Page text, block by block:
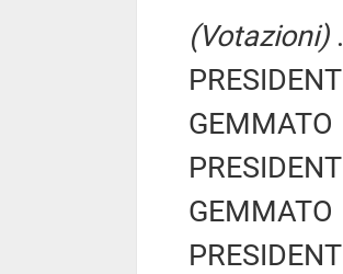
(Votazioni)